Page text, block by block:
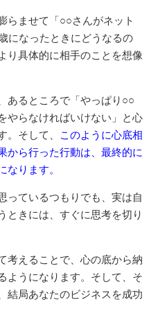
らませて「○○さんがネット
になったときにどうなるの
り具体的に相手のことを想像
あるところで「やっぱり○○
やらなければいけない」と心
。そして、
このように心底相
から行った行動は、最終的に
なります。
っているつもりでも、実は自
ときには、すぐに思考を切り
考えることで、心の底から納
ようになります。そして、そ
結局あなたのビジネスを成功